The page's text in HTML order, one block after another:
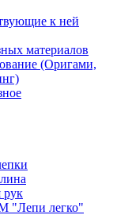
к ней
материалов
(Оригами,
рук
"Лепи легко"